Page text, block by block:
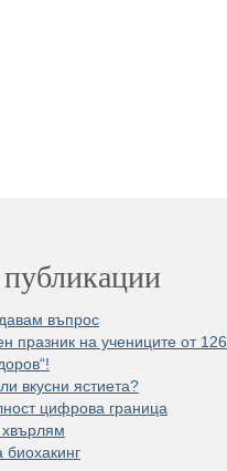
въпрос
празник на учениците от 126.
вкусни ястиета?
цифрова граница
биохакинг